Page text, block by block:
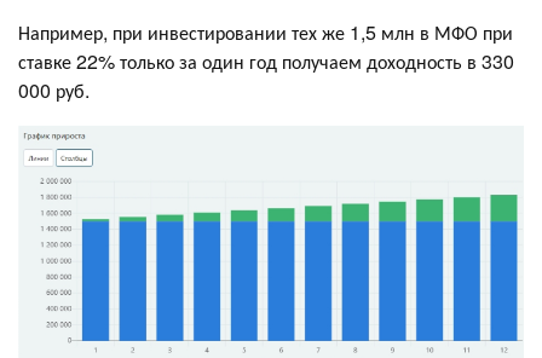
Например, при инвестировании тех же 1,5 млн в МФО при
ставке 22% только за один год получаем доходность в 330
000 руб.